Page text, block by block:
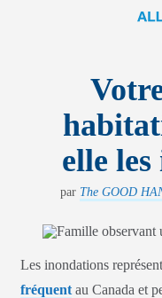
Sur la route
Vie quotidienne
Obtenir une
Trouver une
Ouvrir monAllstate
elle
par The GOOD
Les inondations
fréquent au Canada et